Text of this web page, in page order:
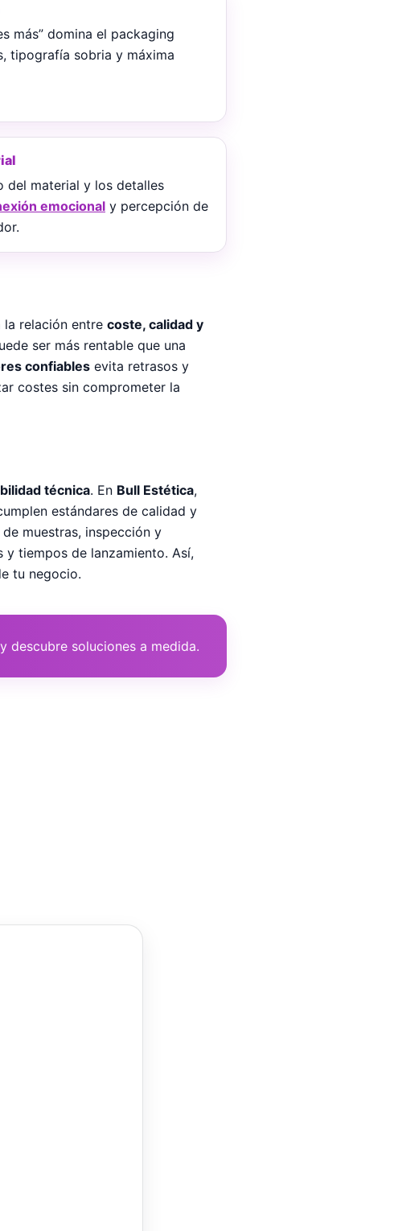
más” domina el packaging
tipografía sobria y máxima
del material y los detalles
emocional y percepción de
relación entre coste, calidad y
ser más rentable que una
confiables evita retrasos y
costes sin comprometer la
técnica. En Bull Estética,
estándares de calidad y
muestras, inspección y
tiempos de lanzamiento. Así,
tu negocio.
descubre soluciones a medida.